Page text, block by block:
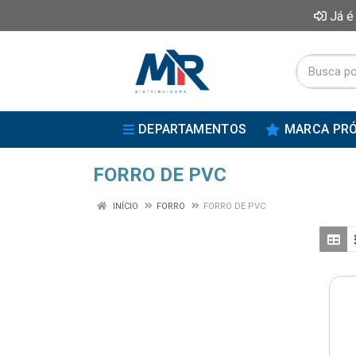
Já
DEPARTAMENTOS MARCA
FORRO DE PVC
INÍCIO FORRO FORRO DE PVC